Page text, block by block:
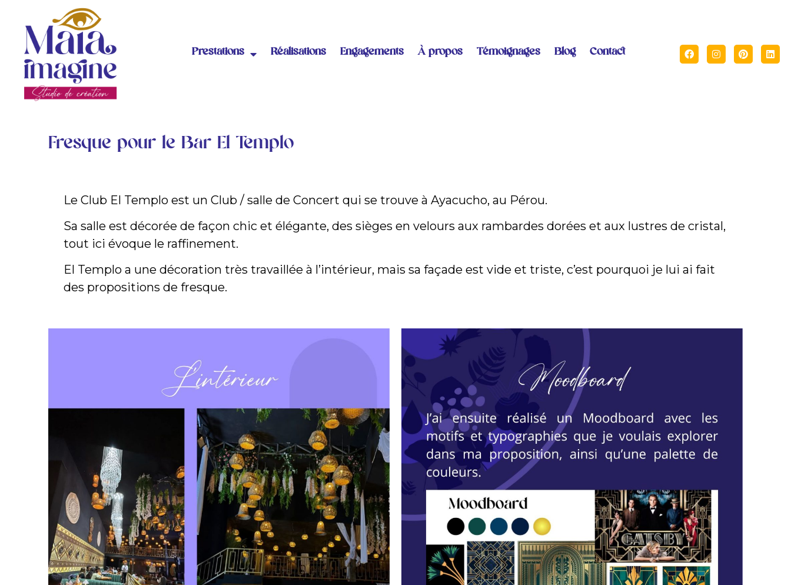
Prestations Réalisations Engagements À propos Témoignages Blog Contact
Fresque pour le Bar El Templo
Le Club El Templo est un Club / salle de Concert qui se trouve à Ayacucho, au Pérou.
Sa salle est décorée de façon chic et élégante, des sièges en velours aux rambardes dorées et aux lustres de cristal,
tout ici évoque le raffinement.
El Templo a une décoration très travaillée à l’intérieur, mais sa façade est vide et triste, c’est pourquoi je lui ai fait
des propositions de fresque.